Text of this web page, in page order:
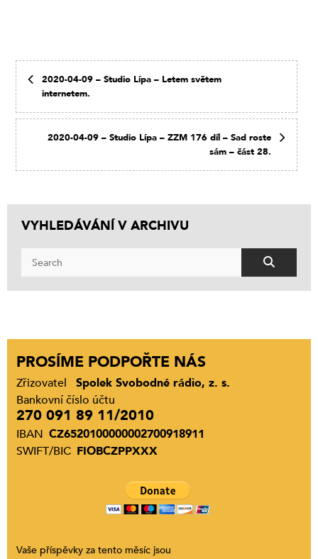
2020-04-09 – Studio Lípa – Letem světem
internetem.
2020-04-09 – Studio Lípa – ZZM 176 díl – Sad roste
sám – část 28.
VYHLEDÁVÁNÍ V ARCHIVU
PROSÍME PODPOŘTE NÁS
Zřizovatel
Spolek Svobodné rádio, z. s.
Bankovní číslo účtu
270 091 89 11/2010
IBAN CZ6520100000002700918911
SWIFT/BIC FIOBCZPPXXX
Vaše příspěvky za tento měsíc jsou